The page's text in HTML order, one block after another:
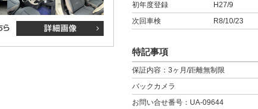
初年度登録
H27/9
次回車検
R8/10/23
特記事項
保証内容：3ヶ月/距離無制限
バックカメラ
お問い合せ番号：UA-09644